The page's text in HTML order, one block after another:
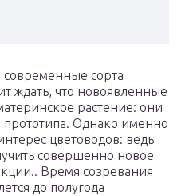
сорта
ждать, что новоявленные
растение: они
Однако именно
цветоводов: ведь
совершенно новое
Время созревания
до полугода